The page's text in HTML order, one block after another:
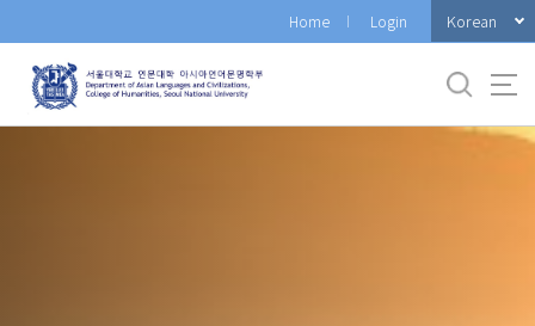
로
메
Home Login Korean